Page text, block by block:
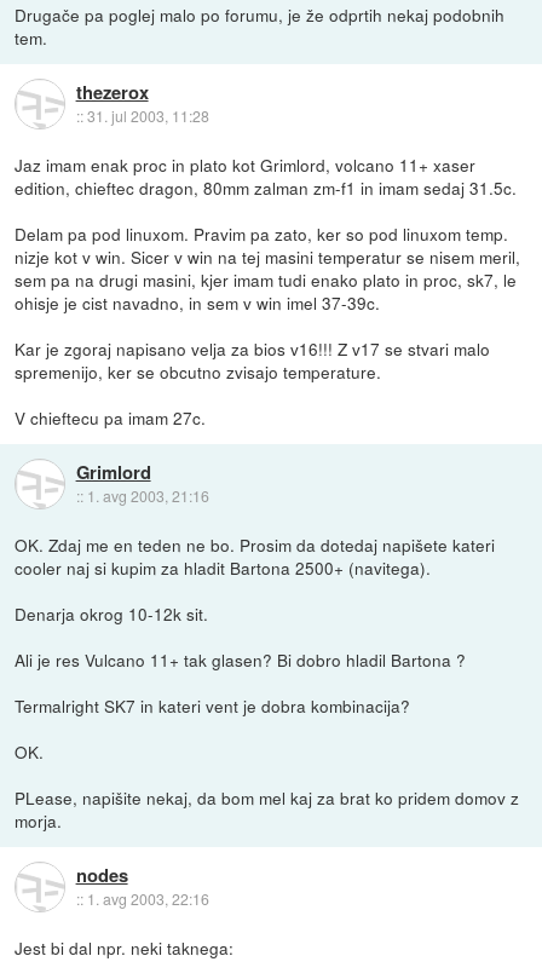
Drugače pa poglej malo po forumu, je že odprtih nekaj podobnih
tem.
thezerox
::31. jul 2003, 11:28
Jaz imam enak proc in plato kot Grimlord, volcano 11+ xaser
edition, chieftec dragon, 80mm zalman zm-f1 in imam sedaj 31.5c.
Delam pa pod linuxom. Pravim pa zato, ker so pod linuxom temp.
nizje kot v win. Sicer v win na tej masini temperatur se nisem meril,
sem pa na drugi masini, kjer imam tudi enako plato in proc, sk7, le
ohisje je cist navadno, in sem v win imel 37-39c.
Kar je zgoraj napisano velja za bios v16!!! Z v17 se stvari malo
spremenijo, ker se obcutno zvisajo temperature.
V chieftecu pa imam 27c.
Grimlord
:: 1. avg 2003, 21:16
OK. Zdaj me en teden ne bo. Prosim da dotedaj napišete kateri
cooler naj si kupim za hladit Bartona 2500+ (navitega).
Denarja okrog 10-12k sit.
Ali je res Vulcano 11+ tak glasen? Bi dobro hladil Bartona ?
Termalright SK7 in kateri vent je dobra kombinacija?
OK.
PLease, napišite nekaj, da bom mel kaj za brat ko pridem domov z
morja.
nodes
:: 1. avg 2003, 22:16
Jest bi dal npr. neki taknega: